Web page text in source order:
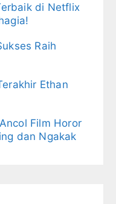
di Netflix
Raih
Ethan
Film Horor
dan Ngakak